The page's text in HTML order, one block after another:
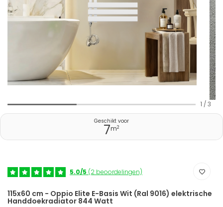
1 / 3
Geschikt voor
7m2
5.0/5 (2 beoordelingen)
115x60 cm - Oppio Elite E-Basis Wit (Ral 9016) elektrische
Handdoekradiator 844 Watt